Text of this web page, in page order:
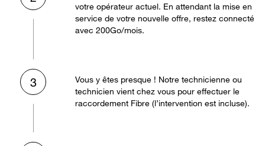
votre opérateur actuel. En attendant la mise en
service de votre nouvelle offre, restez connecté
avec 200Go/mois.
3
Vous y êtes presque ! Notre technicienne ou
technicien vient chez vous pour effectuer le
raccordement Fibre (l’intervention est incluse).